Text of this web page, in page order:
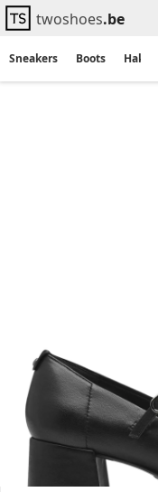
twoshoes.be
Sneakers Boots Hakken